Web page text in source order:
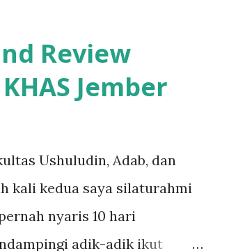
dewasa. Pengertian ini
Dalam pandangan fikih,
seseorang sudah mencapai
Review
Jember
Ushuludin, Adab, dan
kali kedua saya silaturahmi
nyaris 10 hari
adik-adik ikut